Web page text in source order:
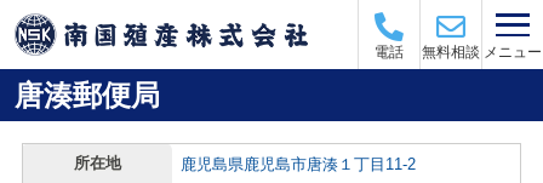
電話 無料相談 メニュー
唐湊郵便局
所在地 鹿児島県鹿児島市唐湊１丁目11-2